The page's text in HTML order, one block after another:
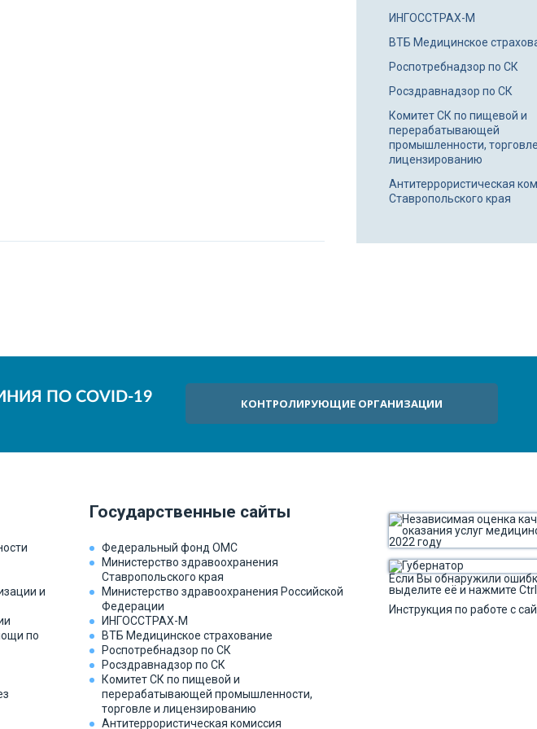
ИНГОССТРАХ-М
ВТБ Медицинское
Роспотребнадзор по СК
Росздравнадзор по СК
Комитет СК по пищевой и
перерабатывающей
промышленности,
лицензированию
Антитеррористическая
Ставропольского края
ПО COVID-19 КОНТРОЛИРУЮЩИЕ ОРГАНИЗАЦИИ
и
по
Государственные сайты
Федеральный фонд ОМС
Министерство здравоохранения
Ставропольского края
Министерство здравоохранения Российской
Федерации
ИНГОССТРАХ-М
ВТБ Медицинское страхование
Роспотребнадзор по СК
Росздравнадзор по СК
Комитет СК по пищевой и
перерабатывающей промышленности,
торговле и лицензированию
Антитеррористическая комиссия
Если Вы обнаружили
выделите её и нажмите
Инструкция по работе с